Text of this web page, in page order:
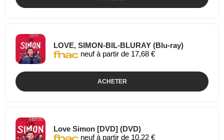
LOVE, SIMON-BIL-BLURAY (Blu-ray)
neuf à partir de 17,68 €
ACHETER
Love Simon [DVD] (DVD)
neuf à partir de 10,22 €